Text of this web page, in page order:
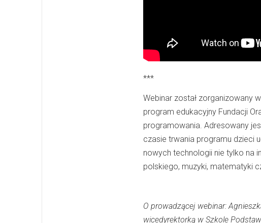
***
Webinar został zorganizowany
program edukacyjny Fundacji
programowania. Adresowany
czasie trwania programu dzieci
nowych technologii nie tylko na
polskiego, muzyki, matematyki
O prowadzącej webinar:
wicedyrektorką w Szkole